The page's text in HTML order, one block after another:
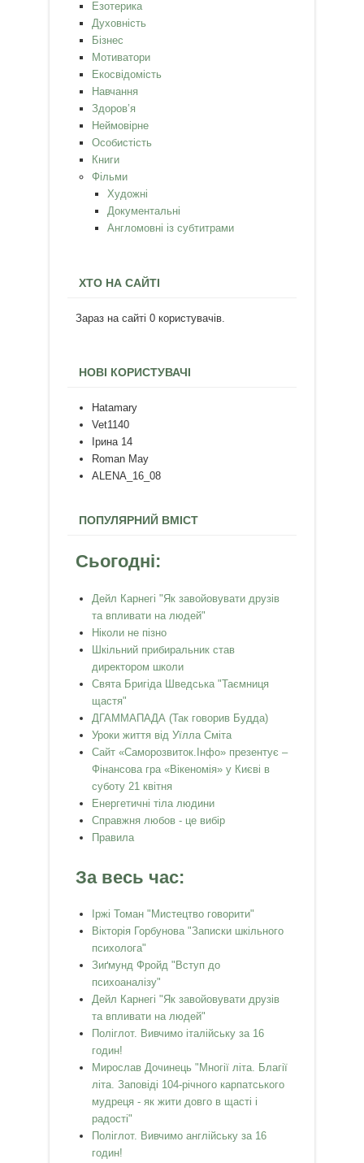
Езотерика
Духовність
Бізнес
Мотиватори
Екосвідомість
Навчання
Здоров’я
Неймовірне
Особистість
Книги
Фільми
Художні
Документальні
Англомовні із субтитрами
ХТО НА САЙТІ
Зараз на сайті 0 користувачів.
НОВІ КОРИСТУВАЧІ
Hatamary
Vet1140
Ірина 14
Roman May
ALENA_16_08
ПОПУЛЯРНИЙ ВМІСТ
Сьогодні:
Дейл Карнегі "Як завойовувати друзів
та впливати на людей"
Ніколи не пізно
Шкільний прибиральник став
директором школи
Свята Бригіда Шведська "Таємниця
щастя"
ДГАММАПАДА (Так говорив Будда)
Уроки життя від Уїлла Сміта
Сайт «Саморозвиток.Інфо» презентує –
Фінансова гра «Вікеномія» у Києві в
суботу 21 квітня
Енергетичні тіла людини
Справжня любов - це вибір
Правила
За весь час:
Іржі Томан "Мистецтво говорити"
Вікторія Горбунова "Записки шкільного
психолога"
Зиґмунд Фройд "Вступ до
психоаналізу"
Дейл Карнегі "Як завойовувати друзів
та впливати на людей"
Поліглот. Вивчимо італійську за 16
годин!
Мирослав Дочинець "Многії літа. Благії
літа. Заповіді 104-річного карпатського
мудреця - як жити довго в щасті і
радості"
Поліглот. Вивчимо англійську за 16
годин!